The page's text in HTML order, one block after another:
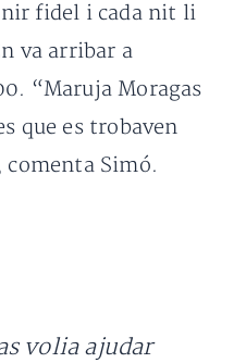
fidel i cada nit li
va arribar a
“Maruja Moragas
que es trobaven
comenta Simó.
volia ajudar